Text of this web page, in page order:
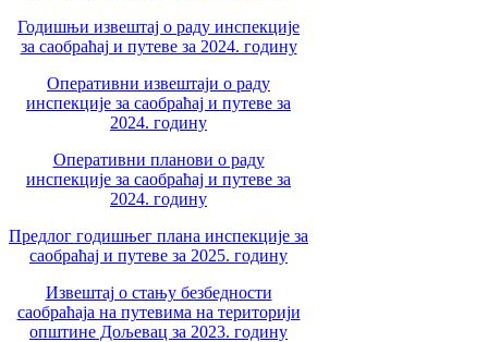
Годишњи извештај о раду инспекције
за саобраћај и путеве за 2024. годину
Оперативни извештаји о раду
инспекције за саобраћај и путеве за
2024. годину
Оперативни планови о раду
инспекције за саобраћај и путеве за
2024. годину
Предлог годишњег плана инспекције за
саобраћај и путеве за 2025. годину
Извештај о стању безбедности
саобраћаја на путевима на територији
општине Дољевац за 2023. годину